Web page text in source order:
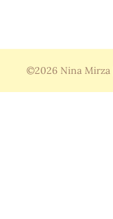
©2026 Nina Mirza